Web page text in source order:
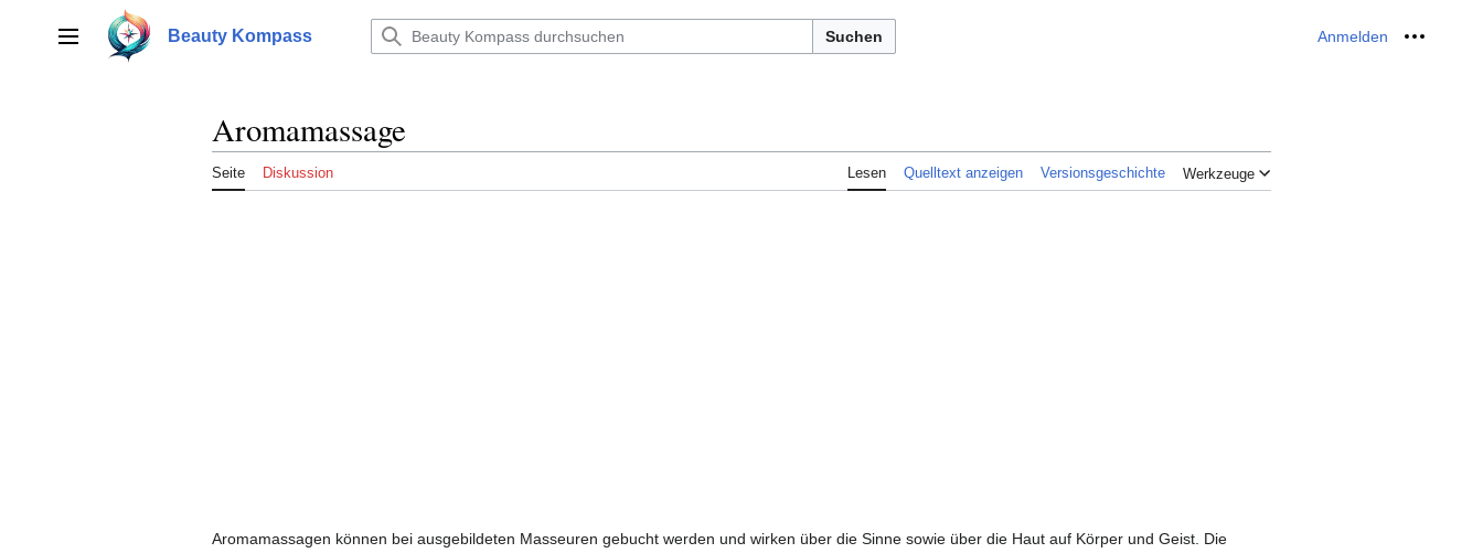
springenHauptmenü Beauty Kompass Suchen Anmelden Meine
Aromamassage
Seite Diskussion Lesen Quelltext anzeigen Versionsgeschichte Werkzeuge
Aromamassagen können bei ausgebildeten Masseuren gebucht werden und wirken über die Sinne sowie über die Haut auf Körper und Geist. Die